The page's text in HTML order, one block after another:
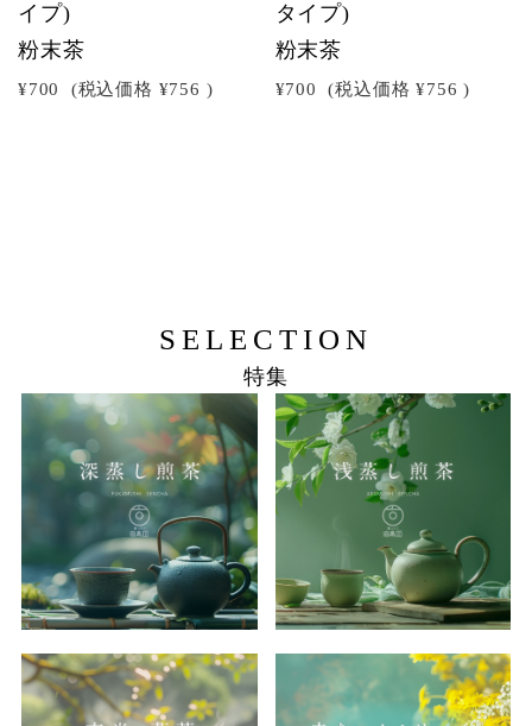
イプ)
粉末茶
¥700 (税込価格 ¥756 )
タイプ)
粉末茶
¥700 (税込価格 ¥756 )
SELECTION
特集